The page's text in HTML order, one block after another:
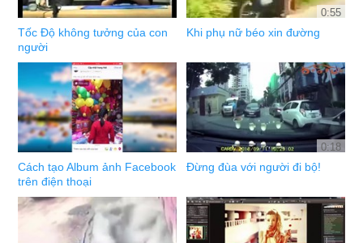
Tốc Độ không tưởng của con
người
0:55
Khi phụ nữ béo xin đường
Cách tạo Album ảnh Facebook
trên điện thoại
0:18
Đừng đùa với người đi bộ!